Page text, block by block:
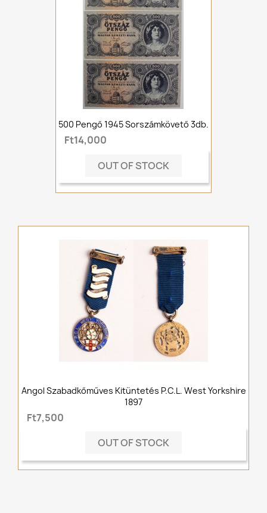
500 Pengő 1945 Sorszámkövető 3db.
Ft14,000
OUT OF STOCK
Angol Szabadkőműves Kitüntetés P.C.L. West Yorkshire
1897
Ft7,500
OUT OF STOCK